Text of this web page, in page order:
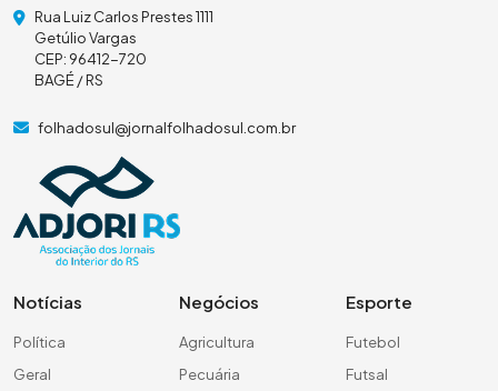
Rua Luiz Carlos Prestes 1111
Getúlio Vargas
CEP: 96412-720
BAGÉ / RS
folhadosul@jornalfolhadosul.com.br
Notícias
Política
Geral
Negócios
Agricultura
Pecuária
Esporte
Futebol
Futsal